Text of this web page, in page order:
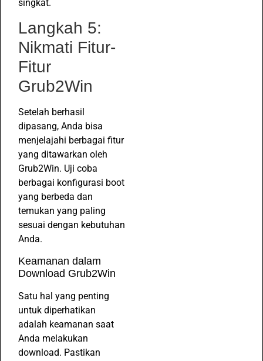
singkat.
Langkah 5:
Nikmati Fitur-
Fitur
Grub2Win
Setelah berhasil
dipasang, Anda bisa
menjelajahi berbagai fitur
yang ditawarkan oleh
Grub2Win. Uji coba
berbagai konfigurasi boot
yang berbeda dan
temukan yang paling
sesuai dengan kebutuhan
Anda.
Keamanan dalam
Download Grub2Win
Satu hal yang penting
untuk diperhatikan
adalah keamanan saat
Anda melakukan
download. Pastikan